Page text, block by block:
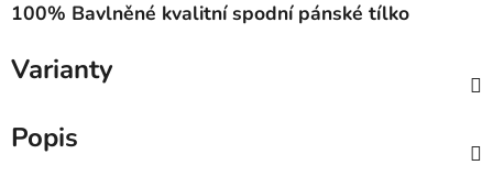
100% Bavlněné kvalitní spodní pánské tílko
Varianty
Popis